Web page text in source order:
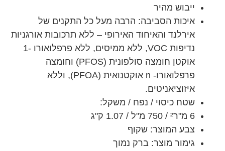
ייבוש מהיר
איכות הסביבה: הרבה מעל כל התקנים של
אירלנד והאיחוד האירופי – ללא תרכובות אורגניות
נדיפות VOC, ללא ממיסים, ללא פרפלואורו -1
אוקטן חומצה סולפונית (PFOS) וחומצה
פרפלואורו- n אוקטנואית (PFOA), וללא
איזוציאניטים.
שטח כיסוי / נפח / משקל:
6 מ"ר² / 750 מ"ל / 1.07 ק"ג
צבע המוצר: שקוף
גימור מוצר: ברק נמוך